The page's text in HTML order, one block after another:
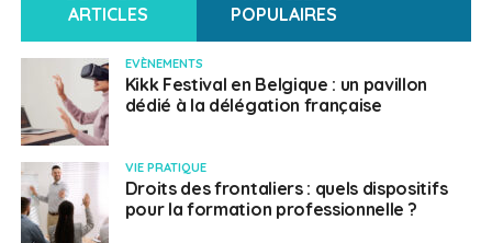
ARTICLES
POPULAIRES
EVÈNEMENTS
Kikk Festival en Belgique : un pavillon
dédié à la délégation française
VIE PRATIQUE
Droits des frontaliers : quels dispositifs
pour la formation professionnelle ?